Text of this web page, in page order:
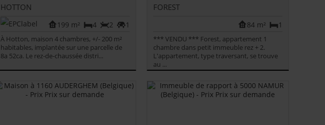
HOTTON
1
2
4
199 m²
À Hotton, maison 4 chambres, +/- 200 m²
habitables, implantée sur une parcelle de
8a 52ca. Le rez-de-chaussée distri...
FOREST
1
84 m²
*** VENDU *** Forest, appartement 1
chambre dans petit immeuble rez + 2.
L'appartement, type traversant, se trouve
au ...